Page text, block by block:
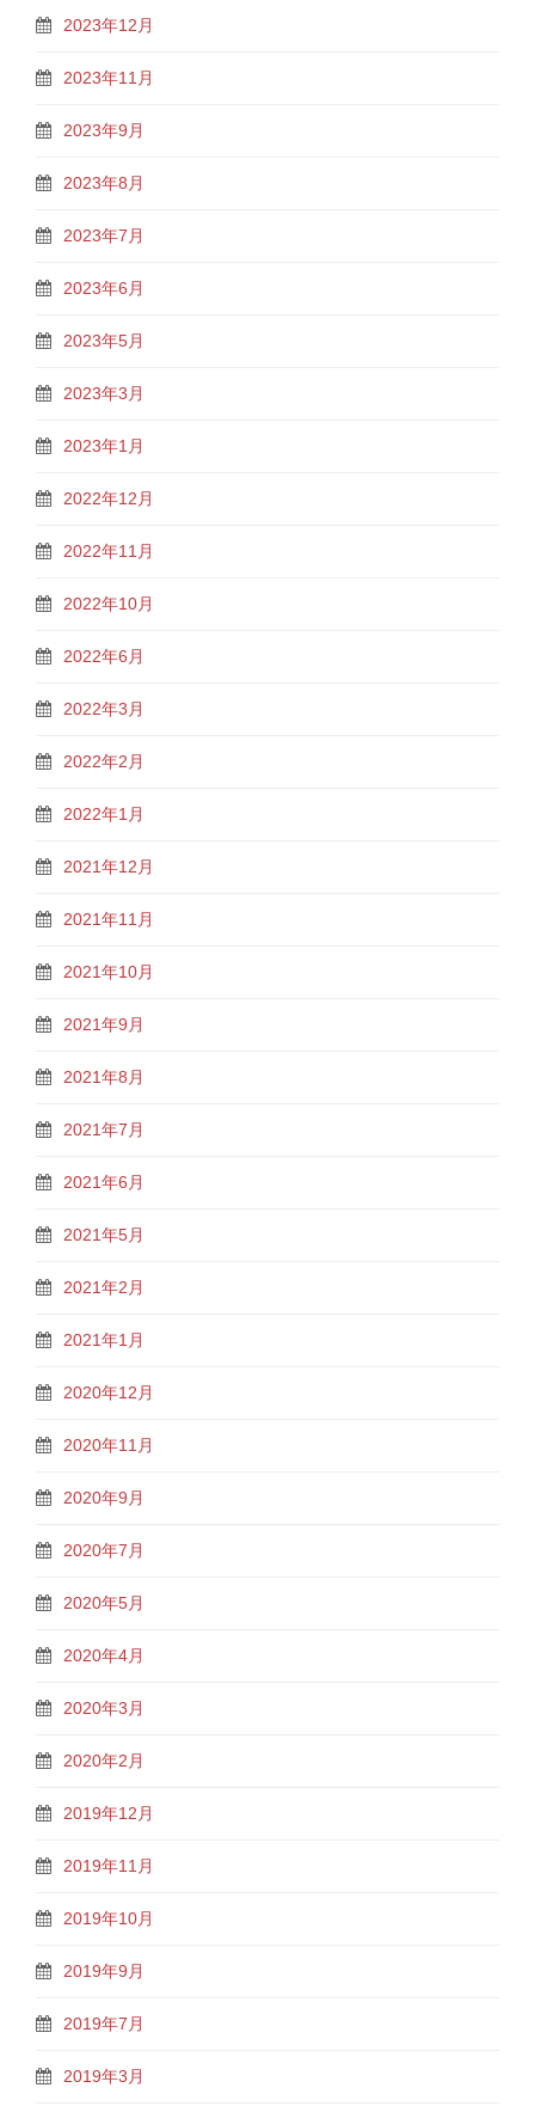
2023年12月
2023年11月
2023年9月
2023年8月
2023年7月
2023年6月
2023年5月
2023年3月
2023年1月
2022年12月
2022年11月
2022年10月
2022年6月
2022年3月
2022年2月
2022年1月
2021年12月
2021年11月
2021年10月
2021年9月
2021年8月
2021年7月
2021年6月
2021年5月
2021年2月
2021年1月
2020年12月
2020年11月
2020年9月
2020年7月
2020年5月
2020年4月
2020年3月
2020年2月
2019年12月
2019年11月
2019年10月
2019年9月
2019年7月
2019年3月